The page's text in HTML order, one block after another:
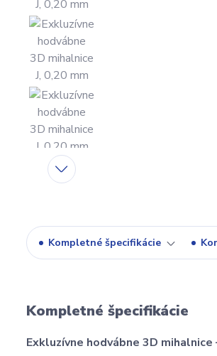
Kompletné špecifikácie
Kompletné špecifikácie
Exkluzívne hodvábne 3D